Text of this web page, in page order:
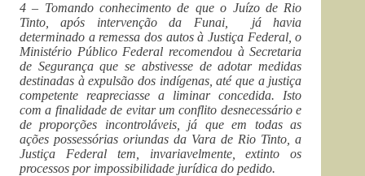
4 – Tomando conhecimento de que o Juízo de Rio
Tinto, após intervenção da Funai, já havia
determinado a remessa dos autos à Justiça Federal, o
Ministério Público Federal recomendou à Secretaria
de Segurança que se abstivesse de adotar medidas
destinadas à expulsão dos indígenas, até que a justiça
competente reapreciasse a liminar concedida. Isto
com a finalidade de evitar um conflito desnecessário e
de proporções incontroláveis, já que em todas as
ações possessórias oriundas da Vara de Rio Tinto, a
Justiça Federal tem, invariavelmente, extinto os
processos por impossibilidade jurídica do pedido.